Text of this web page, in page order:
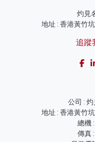
灼見
地址 : 香港黃竹
追蹤
公司 :
地址 : 香港黃竹
總機
傳真